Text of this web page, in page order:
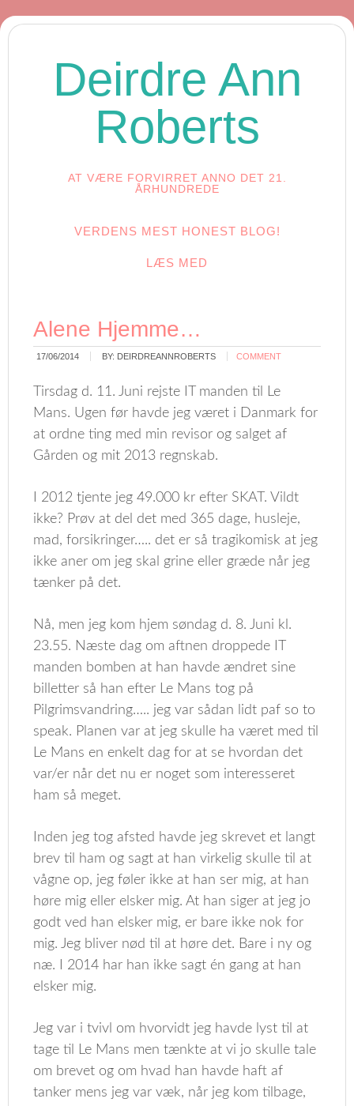
Deirdre Ann
Roberts
AT VÆRE FORVIRRET ANNO DET 21.
ÅRHUNDREDE
VERDENS MEST HONEST BLOG!
LÆS MED
Alene Hjemme…
17/06/2014 BY: DEIRDREANNROBERTS COMMENT
Tirsdag d. 11. Juni rejste IT manden til Le
Mans. Ugen før havde jeg været i Danmark for
at ordne ting med min revisor og salget af
Gården og mit 2013 regnskab.
I 2012 tjente jeg 49.000 kr efter SKAT. Vildt
ikke? Prøv at del det med 365 dage, husleje,
mad, forsikringer….. det er så tragikomisk at jeg
ikke aner om jeg skal grine eller græde når jeg
tænker på det.
Nå, men jeg kom hjem søndag d. 8. Juni kl.
23.55. Næste dag om aftnen droppede IT
manden bomben at han havde ændret sine
billetter så han efter Le Mans tog på
Pilgrimsvandring….. jeg var sådan lidt paf so to
speak. Planen var at jeg skulle ha været med til
Le Mans en enkelt dag for at se hvordan det
var/er når det nu er noget som interesseret
ham så meget.
Inden jeg tog afsted havde jeg skrevet et langt
brev til ham og sagt at han virkelig skulle til at
vågne op, jeg føler ikke at han ser mig, at han
høre mig eller elsker mig. At han siger at jeg jo
godt ved han elsker mig, er bare ikke nok for
mig. Jeg bliver nød til at høre det. Bare i ny og
næ. I 2014 har han ikke sagt én gang at han
elsker mig.
Jeg var i tvivl om hvorvidt jeg havde lyst til at
tage til Le Mans men tænkte at vi jo skulle tale
om brevet og om hvad han havde haft af
tanker mens jeg var væk, når jeg kom tilbage,